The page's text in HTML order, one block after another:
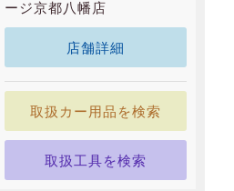
ージ京都八幡店
店舗詳細
取扱カー用品を検索
取扱工具を検索